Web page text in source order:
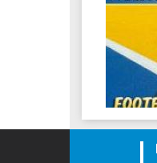
Le funéraire
Numéros
SANTÉ
Annuaire